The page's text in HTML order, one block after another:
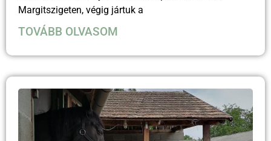
Margitszigeten, végig jártuk a
TOVÁBB OLVASOM